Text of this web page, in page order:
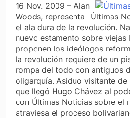
Últimas
16 Nov. 2009 – Alan
Woods, representa
el ala dura de la revolución.
nuevo estamento sobre viejas
proponen los ideólogos
la revolución requiere de un
rompa del todo con antiguos
oligarquía. Asiduo visitante de
que llegó Hugo Chávez al
con Últimas Noticias sobre el
atraviesa el proceso